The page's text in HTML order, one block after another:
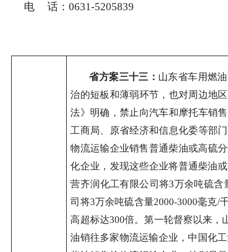
电 话：0631-5205839
省方案三十三： 山东省车用燃
治的短板和薄弱环节，也对周边地
法》明确，禁止向汽车和摩托车销
工商局、原省经济和信息化委等部
物流运输企业销售普通柴油或高硫
化企业，发现这些企业将普通柴油
营齐润化工有限公司将3万余吨硫含
司将3万余吨硫含量2000-3000毫克/
高超标达300倍。第一轮督察以来，
油销往多家物流运输企业，中国化